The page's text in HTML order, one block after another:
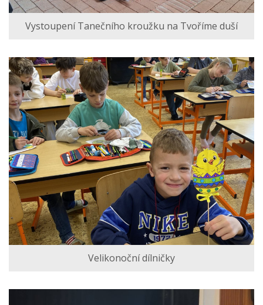
Vystoupení Tanečního kroužku na Tvoříme duší
Velikonoční dílničky